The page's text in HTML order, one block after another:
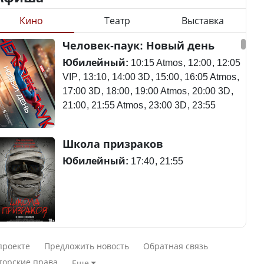
ли представлены
регионов в
төменгі жалақы,
экология: жеті
сайлаушылармен
талқылап жатыр?
зарплата,
говорят с
Станет ли
метапневмовирус
эпидемией, рассказали в
ВОЗ
потерпел крушение в
Южной Корее, погибли
120 человек
Актау: Путин принес
Кино Театр Выставка
Человек-паук: Новый день
Юбилейный: 10:15 Atmos 12:00 12:05
VIP 13:10 14:00 3D 15:00 16:05 Atmos
17:00 3D 18:00 19:00 Atmos 20:00 3D
21:00 21:55 Atmos 23:00 3D 23:55
Школа призраков
Юбилейный: 17:40 21:55
Смешарики сквозь вселенные
Юбилейный:
Предложить новость
Обратная связь